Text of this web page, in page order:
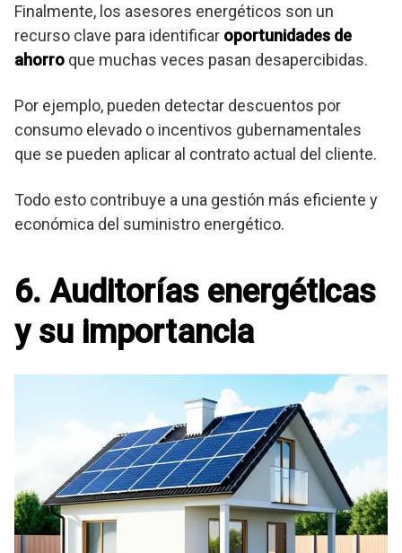
Finalmente, los asesores energéticos son un
recurso clave para identificar oportunidades de
ahorro que muchas veces pasan desapercibidas.
Por ejemplo, pueden detectar descuentos por
consumo elevado o incentivos gubernamentales
que se pueden aplicar al contrato actual del cliente.
Todo esto contribuye a una gestión más eficiente y
económica del suministro energético.
6. Auditorías energéticas
y su importancia